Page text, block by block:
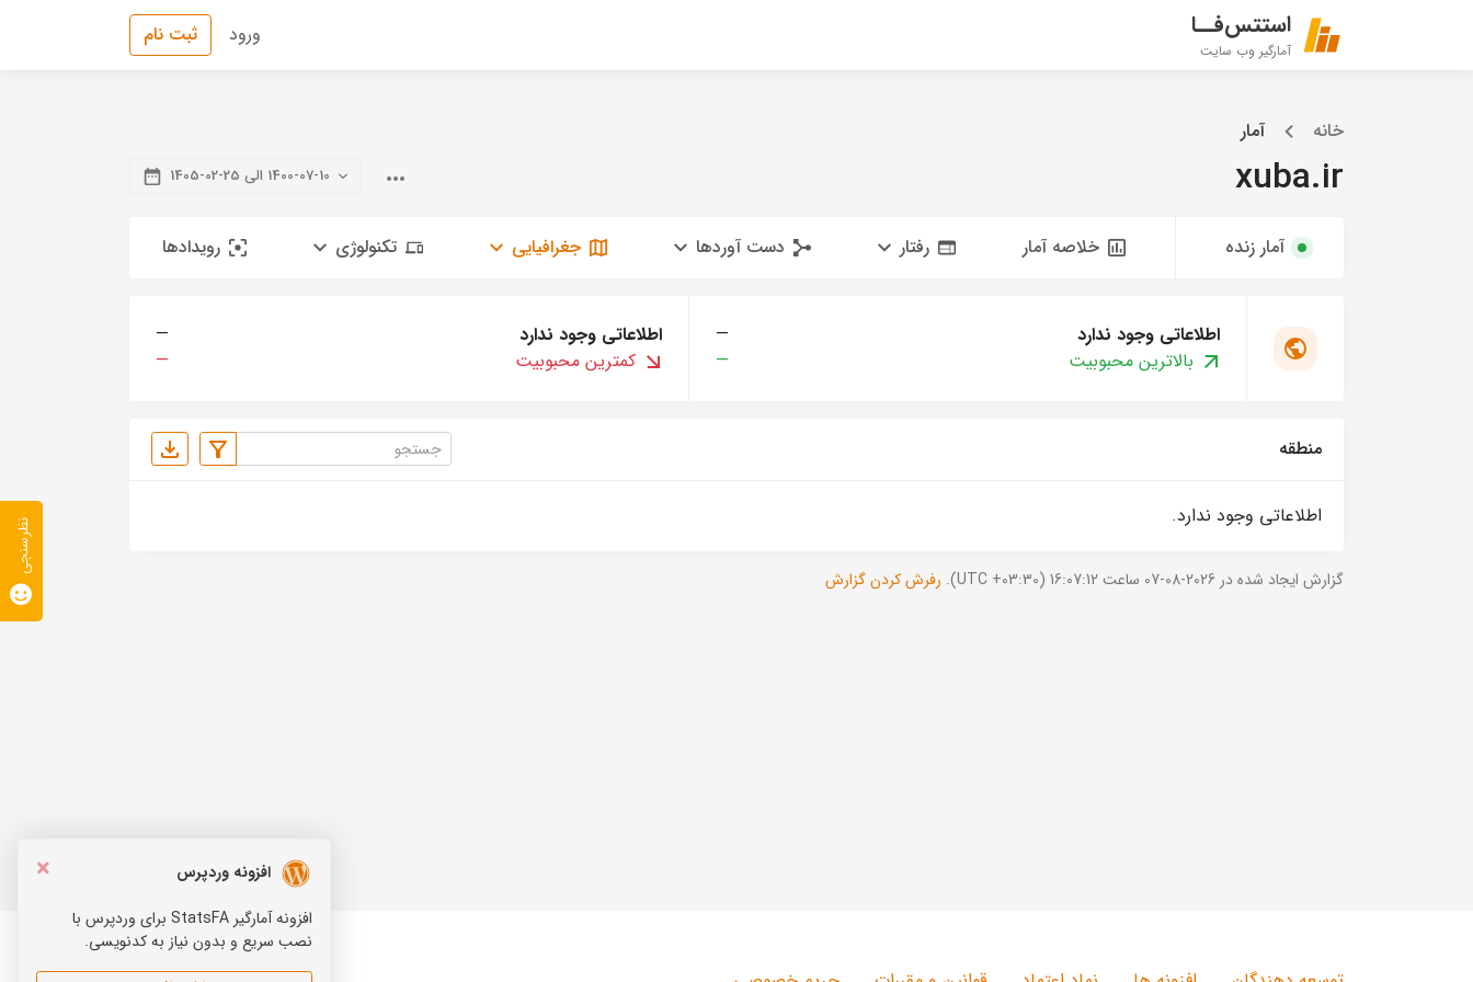
استتس‌فــا
آمارگیر وب سایت
ورود ثبت نام
خانه آمار
xuba.ir 1400-07-10 الی 25-02-1405
آمار زنده خلاصه آمار رفتار دست آوردها جغرافیایی تکنولوژی رویدادها
اطلاعاتی وجود ندارد
—
بالاترین محبوبیت
—
اطلاعاتی وجود ندارد
—
کمترین محبوبیت
—
منطقه
اطلاعاتی وجود ندارد.
گزارش ایجاد شده در 2026-08-07 ساعت 16:07:12 (UTC +03:30). رفرش کردن گزارش
×
افزونه وردپرس
افزونه آمارگیر StatsFA برای وردپرس با
نصب سریع و بدون نیاز به کدنویسی.
نظرسنجی